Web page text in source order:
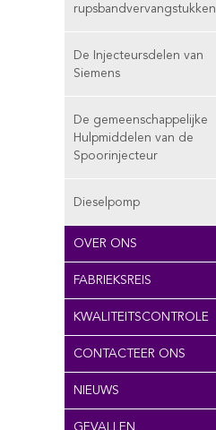
rupsbandvervangstukken
De Injecteursdelen van
Siemens
De gemeenschappelijke
Hulpmiddelen van de
Spoorinjecteur
Dieselpomp
OVER ONS
FABRIEKSREIS
KWALITEITSCONTROLE
CONTACTEER ONS
NIEUWS
GEVALLEN